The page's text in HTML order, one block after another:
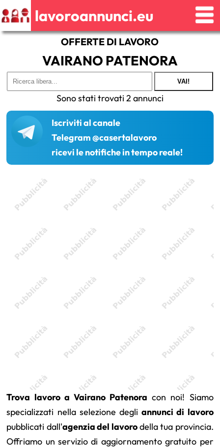
lavoroannunci.eu
OFFERTE DI LAVORO
VAIRANO PATENORA
VAI!
Sono stati trovati 2 annunci
Iscriviti al canale
Telegram @casertalavoro
ricevi le notifiche in tempo reale!
Trova lavoro a Vairano Patenora con noi! Siamo
specializzati nella selezione degliannunci di lavoro
pubblicati dall'agenzia del lavorodella tua provincia.
Offriamo un servizio di aggiornamento gratuito per